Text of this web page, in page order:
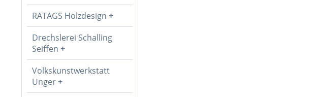
RATAGS Holzdesign
Drechslerei Schalling
Seiffen
Volkskunstwerkstatt
Unger